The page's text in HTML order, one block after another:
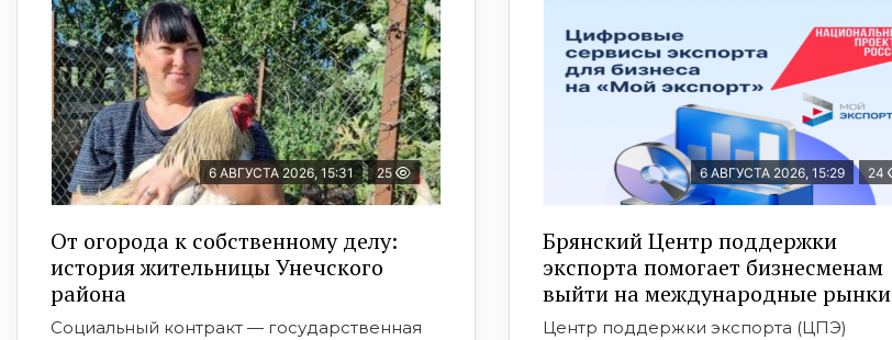
6 АВГУСТА 2026, 15:31 25
От огорода к собственному делу:
история жительницы Унечского
района
Социальный контракт — государственная
6 АВГУСТА 2026, 15:29 24
Брянский Центр поддержки
экспорта помогает бизнесменам
выйти на международные рынки
Центр поддержки экспорта (ЦПЭ)